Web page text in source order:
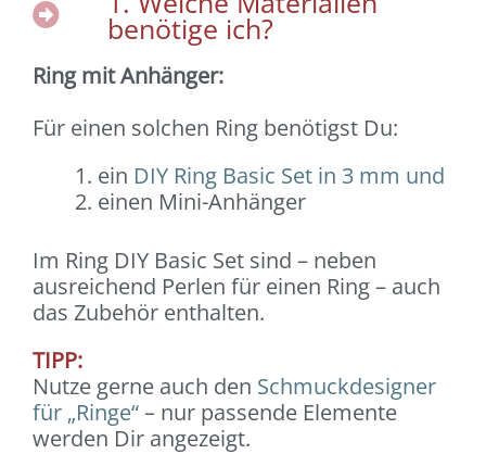
benötige ich?
Ring mit Anhänger:
Für einen solchen Ring benötigst Du:
ein DIY Ring Basic Set in 3 mm und
einen Mini-Anhänger
Im Ring DIY Basic Set sind – neben
ausreichend Perlen für einen Ring – auch
das Zubehör enthalten.
TIPP:
Nutze gerne auch den Schmuckdesigner
für „Ringe“– nur passende Elemente
werden Dir angezeigt.